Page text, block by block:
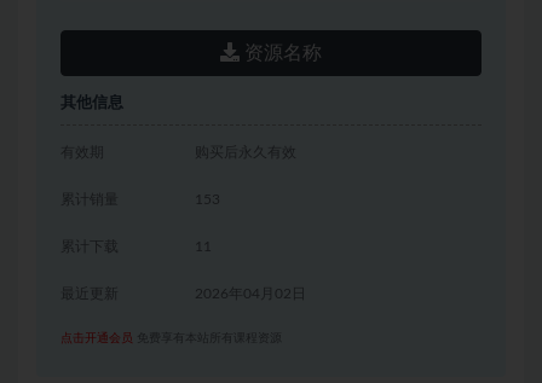
资源名称
其他信息
有效期 购买后永久有效
累计销量 153
累计下载 11
2026年04月02日
点击开通会员 免费享有本站所有课程资源